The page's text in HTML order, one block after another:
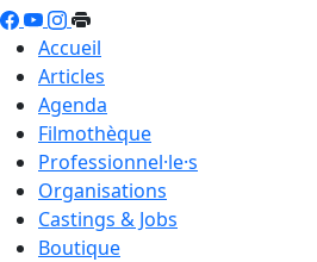
Accueil
Articles
Agenda
Filmothèque
Professionnel·le·s
Organisations
Castings & Jobs
Boutique